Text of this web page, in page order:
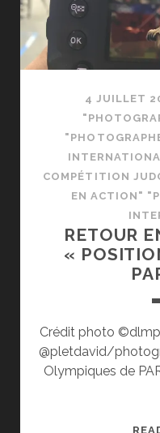
4 JUILLET
COMPÉTITION
EN ACTION"
RETOUR
«
Crédit photo
@pletdavid/
Olympiques de